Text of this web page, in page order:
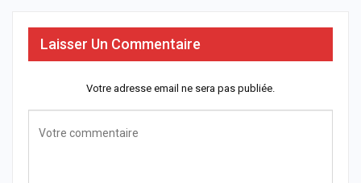
Laisser Un Commentaire
Votre adresse email ne sera pas publiée.